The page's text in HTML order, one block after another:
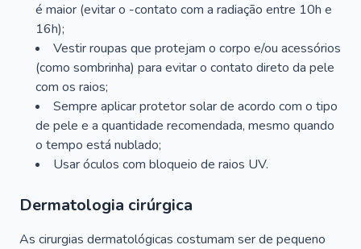
é maior (evitar o -contato com a radiação entre 10h e
16h);
Vestir roupas que protejam o corpo e/ou acessórios
(como sombrinha) para evitar o contato direto da pele
com os raios;
Sempre aplicar protetor solar de acordo com o tipo
de pele e a quantidade recomendada, mesmo quando
o tempo está nublado;
Usar óculos com bloqueio de raios UV.
Dermatologia cirúrgica
As cirurgias dermatológicas costumam ser de pequeno